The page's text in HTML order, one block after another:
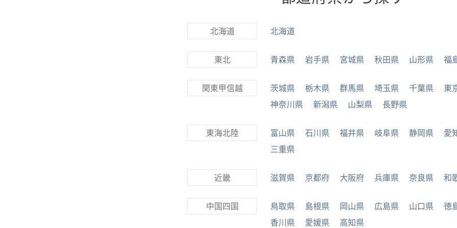
北海道 北海道
東北 青森県 岩手県 宮城県 秋田県 山形県 福
関東甲信越 茨城県 栃木県 群馬県 埼玉県 千葉県
東
神奈川県
新潟県 山梨県 長野県
東海北陸 富山県 石川県 福井県 岐阜県 静岡県
愛
三重県
近畿 滋賀県 京都府 大阪府 兵庫県 奈良県 和
中国四国 鳥取県 島根県 岡山県 広島県 山口県
徳
香川県
愛媛県 高知県